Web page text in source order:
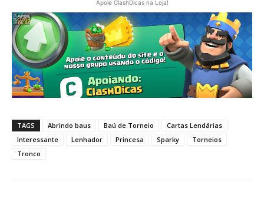
Apoie ClashDicas na Loja!
TAGS Abrindo baus Baú de Torneio
Cartas Lendárias
Interessante
Lenhador Princesa Sparky
Torneios
Tronco